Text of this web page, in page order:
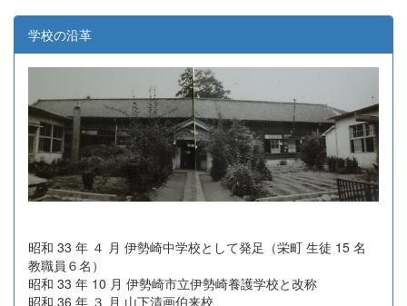
学校の沿革
昭和 33 年 ４ 月 伊勢崎中学校として発足（栄町 生徒 15 名
教職員６名）
昭和 33 年 10 月 伊勢崎市立伊勢崎養護学校と改称
昭和 36 年 ３ 月 山下清画伯来校